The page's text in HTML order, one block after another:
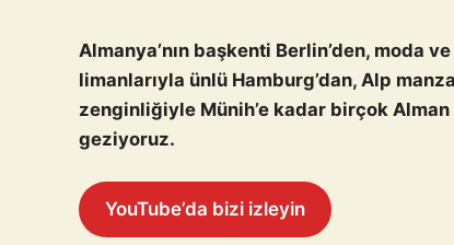
Almanya’nın başkenti Berlin’den, moda
limanlarıyla ünlü Hamburg’dan, Alp
zenginliğiyle Münih’e kadar birçok
geziyoruz.
YouTube’da bizi izleyin